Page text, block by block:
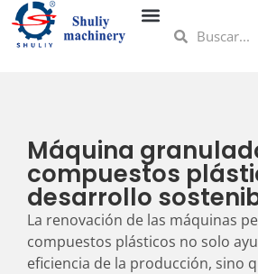
Máquina
compuestos
desarrollo
La renovación de las máquinas
compuestos plásticos no solo
eficiencia de la producción, sino